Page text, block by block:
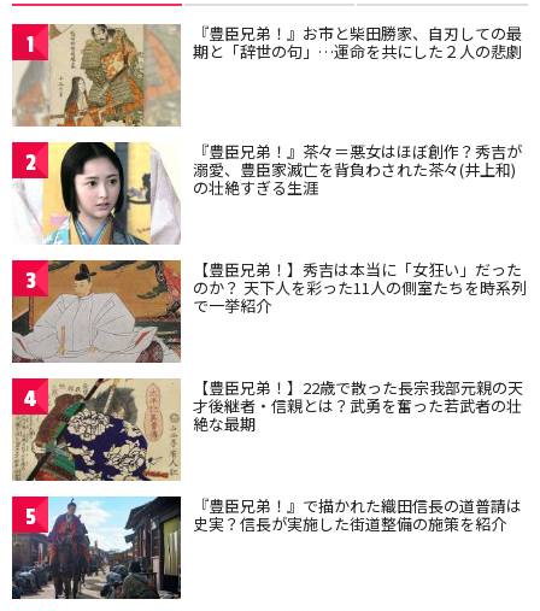
1 『豊臣兄弟！』お市と柴田勝家、自刃しての最
期と「辞世の句」…運命を共にした２人の悲劇
2 『豊臣兄弟！』茶々＝悪女はほぼ創作？秀吉が
溺愛、豊臣家滅亡を背負わされた茶々(井上和)
の壮絶すぎる生涯
3 【豊臣兄弟！】秀吉は本当に「女狂い」だった
のか？ 天下人を彩った11人の側室たちを時系列
で一挙紹介
4 【豊臣兄弟！】22歳で散った長宗我部元親の天
才後継者・信親とは？武勇を奮った若武者の壮
絶な最期
5 『豊臣兄弟！』で描かれた織田信長の道普請は
史実？信長が実施した街道整備の施策を紹介